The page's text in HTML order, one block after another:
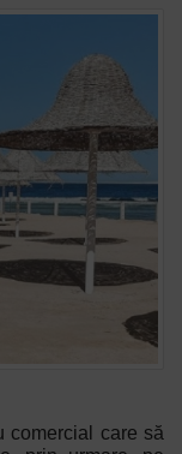
comercial care să